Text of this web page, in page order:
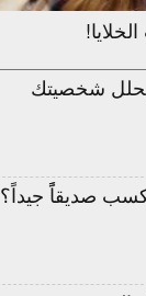
شخصيتك
صديقاًً جيداً؟